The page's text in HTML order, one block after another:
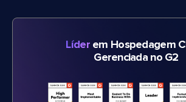
Líderem Hospedagem
Gerenciada no G2